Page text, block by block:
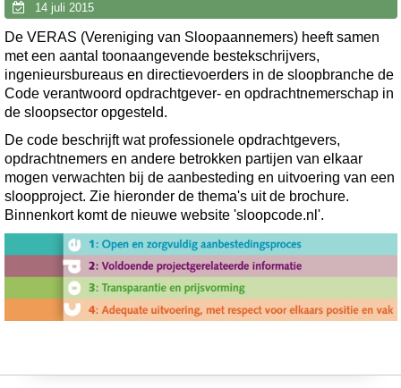
14 juli 2015
De VERAS (Vereniging van Sloopaannemers) heeft samen
met een aantal toonaangevende bestekschrijvers,
ingenieursbureaus en directievoerders in de sloopbranche de
Code verantwoord opdrachtgever- en opdrachtnemerschap in
de sloopsector opgesteld.
De code beschrijft wat professionele opdrachtgevers,
opdrachtnemers en andere betrokken partijen van elkaar
mogen verwachten bij de aanbesteding en uitvoering van een
sloopproject. Zie hieronder de thema's uit de brochure.
Binnenkort komt de nieuwe website 'sloopcode.nl'.